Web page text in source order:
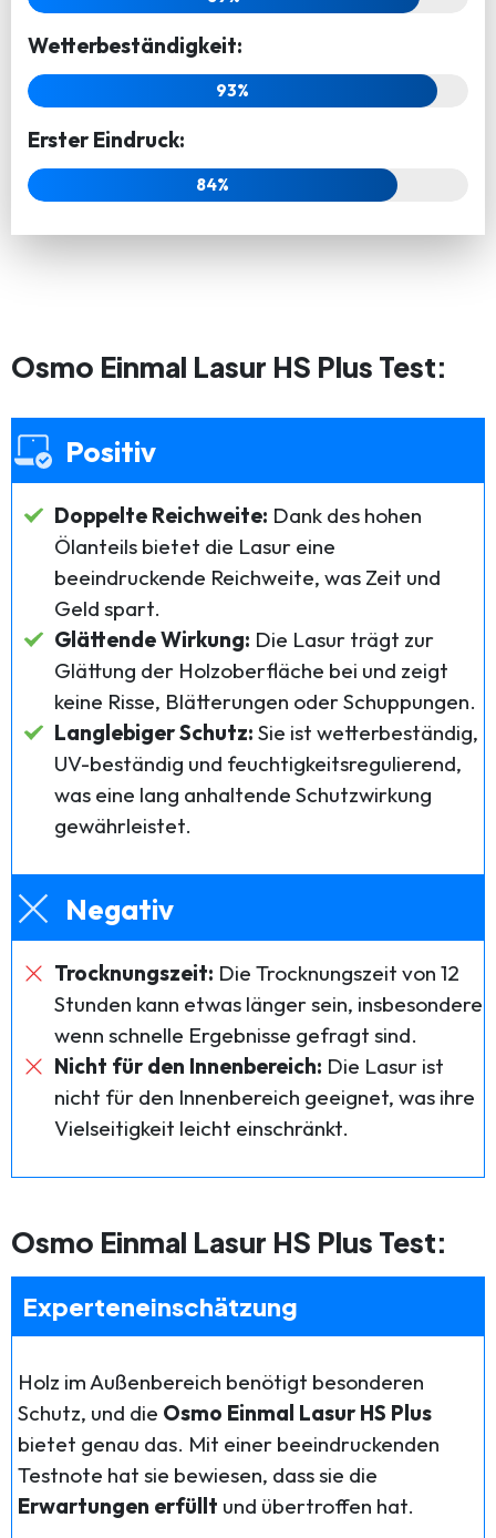
Wetterbeständigkeit:
93%
Erster Eindruck:
84%
Osmo Einmal Lasur HS Plus Test:
Positiv
Doppelte Reichweite: Dank des hohen
Ölanteils bietet die Lasur eine
beeindruckende Reichweite, was Zeit und
Geld spart.
Glättende Wirkung: Die Lasur trägt zur
Glättung der Holzoberfläche bei und zeigt
keine Risse, Blätterungen oder Schuppungen.
Langlebiger Schutz: Sie ist wetterbeständig,
UV-beständig und feuchtigkeitsregulierend,
was eine lang anhaltende Schutzwirkung
gewährleistet.
Negativ
Trocknungszeit: Die Trocknungszeit von 12
Stunden kann etwas länger sein, insbesondere
wenn schnelle Ergebnisse gefragt sind.
Nicht für den Innenbereich: Die Lasur ist
nicht für den Innenbereich geeignet, was ihre
Vielseitigkeit leicht einschränkt.
Osmo Einmal Lasur HS Plus Test:
Experteneinschätzung
Holz im Außenbereich benötigt besonderen
Schutz, und die Osmo Einmal Lasur HS Plus
bietet genau das. Mit einer beeindruckenden
Testnote hat sie bewiesen, dass sie die
Erwartungen erfüllt und übertroffen hat.